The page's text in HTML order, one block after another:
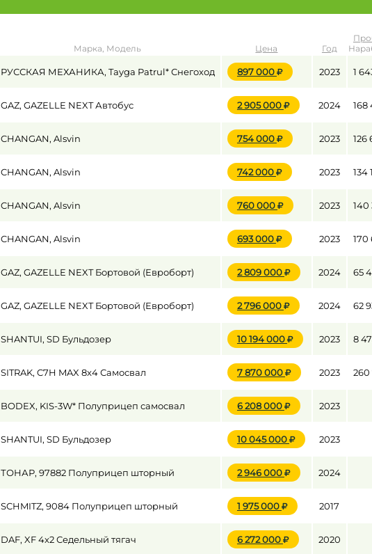
до
до
Марка, Модель Цена Год
РУССКАЯ МЕХАНИКА, Tayga Patrul* Снегоход 897 000 2023 1
GAZ, GAZELLE NEXT Автобус 2 905 000 2024 168
CHANGAN, Alsvin 754 000 2023 126
CHANGAN, Alsvin 742 000 2023 134
CHANGAN, Alsvin 760 000 2023 140
CHANGAN, Alsvin 693 000 2023 170
GAZ, GAZELLE NEXT Бортовой (Евроборт) 2 809 000 2024 65
GAZ, GAZELLE NEXT Бортовой (Евроборт) 2 796 000 2024 62
SHANTUI, SD Бульдозер 10 194 000 2023 8
SITRAK, C7H MAX 8x4 Самосвал 7 870 000 2023 260
BODEX, KIS-3W* Полуприцеп самосвал 6 208 000 2023
SHANTUI, SD Бульдозер 10 045 000 2023
ТОНАР, 97882 Полуприцеп шторный 2 946 000 2024
SCHMITZ, 9084 Полуприцеп шторный 1 975 000 2017
DAF, XF 4x2 Седельный тягач 6 272 000 2020